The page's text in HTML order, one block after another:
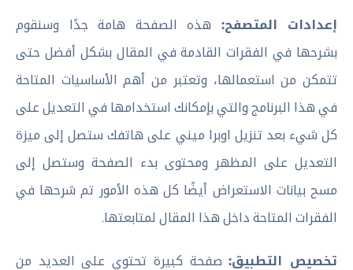
إعدادات المتصفح: هذه الصفحة هامة جدًا وسنقوم
بشرحها في الفقرات القادمة في المقال بشكل أفضل حتى
تتمكن من استعمالها، وتعتبر من أهم الأساسيات المتاحة
في هذا البرنامج والتي بإمكانك استخدامها في التعديل على
كل شيء بعد تنزيل اوبرا ميني على هاتفك ستصل إلى ميزة
التعديل على المظهر ومحتوى بدء الصفحة وستصل إلى
مسح بيانات الاستعراض أيضًا كل هذه الأمور تم شرحها في
الفقرات المتاحة داخل هذا المقال لمتابعتها.
تخصيص التطبيق:صفحة كبيرة تحتوي على العديد من